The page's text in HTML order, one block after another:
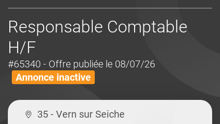
Responsable Comptable
H/F
#65340 - Offre publiée le 08/07/26
Annonce inactive
35 - Vern sur Seiche